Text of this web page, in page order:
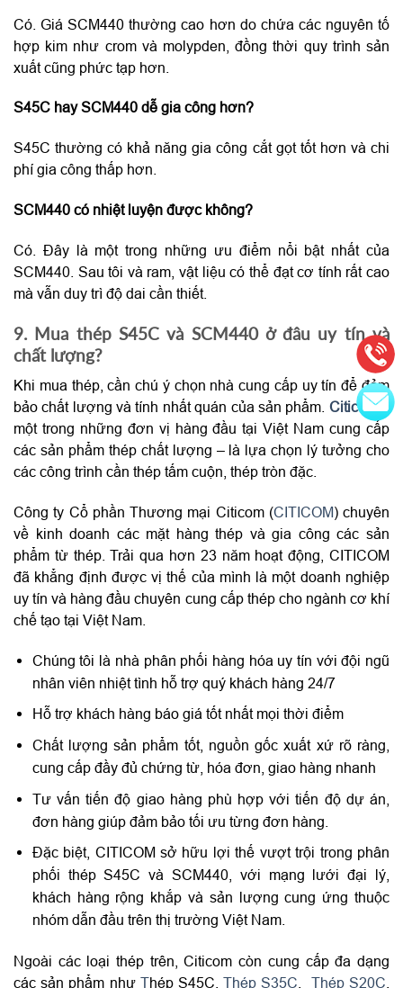
Có. Giá SCM440 thường cao hơn do chứa các nguyên tố
hợp kim như crom và molypden, đồng thời quy trình sản
xuất cũng phức tạp hơn.
S45C hay SCM440 dễ gia công hơn?
S45C thường có khả năng gia công cắt gọt tốt hơn và chi
phí gia công thấp hơn.
SCM440 có nhiệt luyện được không?
Có. Đây là một trong những ưu điểm nổi bật nhất của
SCM440. Sau tôi và ram, vật liệu có thể đạt cơ tính rất cao
mà vẫn duy trì độ dai cần thiết.
9. Mua thép S45C và SCM440 ở đâu uy tín và
chất lượng?
Khi mua thép, cần chú ý chọn nhà cung cấp uy tín để đảm
bảo chất lượng và tính nhất quán của sản phẩm. Citicom–
một trong những đơn vị hàng đầu tại Việt Nam cung cấp
các sản phẩm thép chất lượng – là lựa chọn lý tưởng cho
các công trình cần thép tấm cuộn, thép tròn đặc.
Công ty Cổ phần Thương mại Citicom (CITICOM) chuyên
về kinh doanh các mặt hàng thép và gia công các sản
phẩm từ thép. Trải qua hơn 23 năm hoạt động, CITICOM
đã khẳng định được vị thế của mình là một doanh nghiệp
uy tín và hàng đầu chuyên cung cấp thép cho ngành cơ khí
chế tạo tại Việt Nam.
Chúng tôi là nhà phân phối hàng hóa uy tín với đội ngũ
nhân viên nhiệt tình hỗ trợ quý khách hàng 24/7
Hỗ trợ khách hàng báo giá tốt nhất mọi thời điểm
Chất lượng sản phẩm tốt, nguồn gốc xuất xứ rõ ràng,
cung cấp đầy đủ chứng từ, hóa đơn, giao hàng nhanh
Tư vấn tiến độ giao hàng phù hợp với tiến độ dự án,
đơn hàng giúp đảm bảo tối ưu từng đơn hàng.
Đặc biệt, CITICOM sở hữu lợi thế vượt trội trong phân
phối thép S45C và SCM440, với mạng lưới đại lý,
khách hàng rộng khắp và sản lượng cung ứng thuộc
nhóm dẫn đầu trên thị trường Việt Nam.
Ngoài các loại thép trên, Citicom còn cung cấp đa dạng
các sản phẩm như Thép S45C ,Thép S35C Thép S20C